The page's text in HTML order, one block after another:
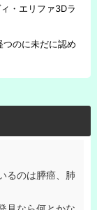
・エリファ3Dラ
つのに未だに認め
るのは膵癌、肺